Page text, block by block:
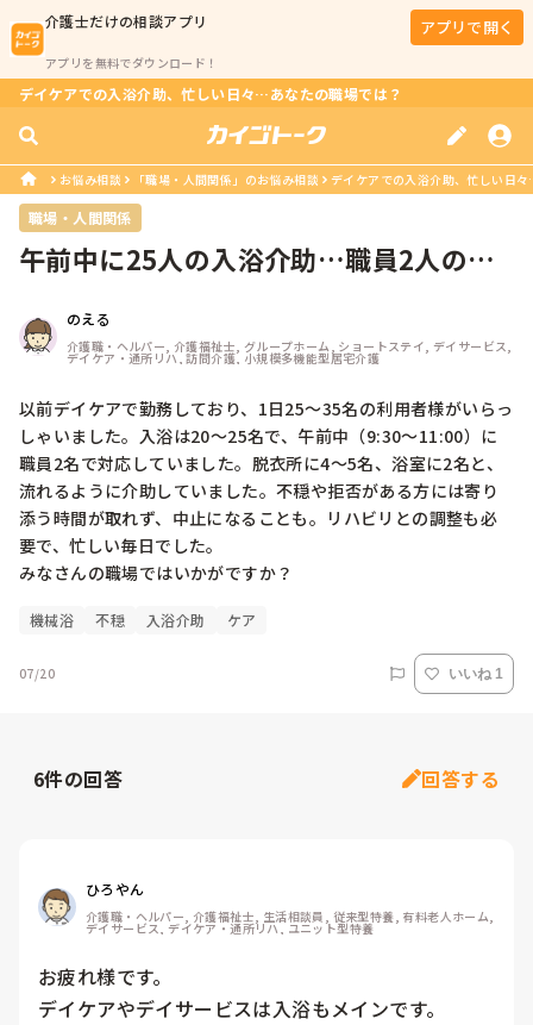
介護士だけの相談アプリ
アプリを無料でダウンロード！
アプリで開く
デイケアでの入浴介助、忙しい日々…あなたの職場では？
お悩み相談 「職場・人間関係」のお悩み相談 デイケアでの入浴介助、忙しい日
職場・人間関係
午前中に25人の入浴介助…職員2人の現
のえる
介護職・ヘルパー, 介護福祉士, グループホーム, ショートステイ, デイサービス,
デイケア・通所リハ, 訪問介護, 小規模多機能型居宅介護
以前デイケアで勤務しており、1日25〜35名の利用者様がいらっ
しゃいました。入浴は20〜25名で、午前中（9:30〜11:00）に
職員2名で対応していました。脱衣所に4〜5名、浴室に2名と、
流れるように介助していました。不穏や拒否がある方には寄り
添う時間が取れず、中止になることも。リハビリとの調整も必
要で、忙しい毎日でした。
機械浴 不穏 入浴介助 ケア
07/20 いいね 1
6件の回答 回答する
ひろやん
介護職・ヘルパー, 介護福祉士, 生活相談員, 従来型特養, 有料老人ホーム,
デイサービス, デイケア・通所リハ, ユニット型特養
お疲れ様です。
デイケアやデイサービスは入浴もメインです。